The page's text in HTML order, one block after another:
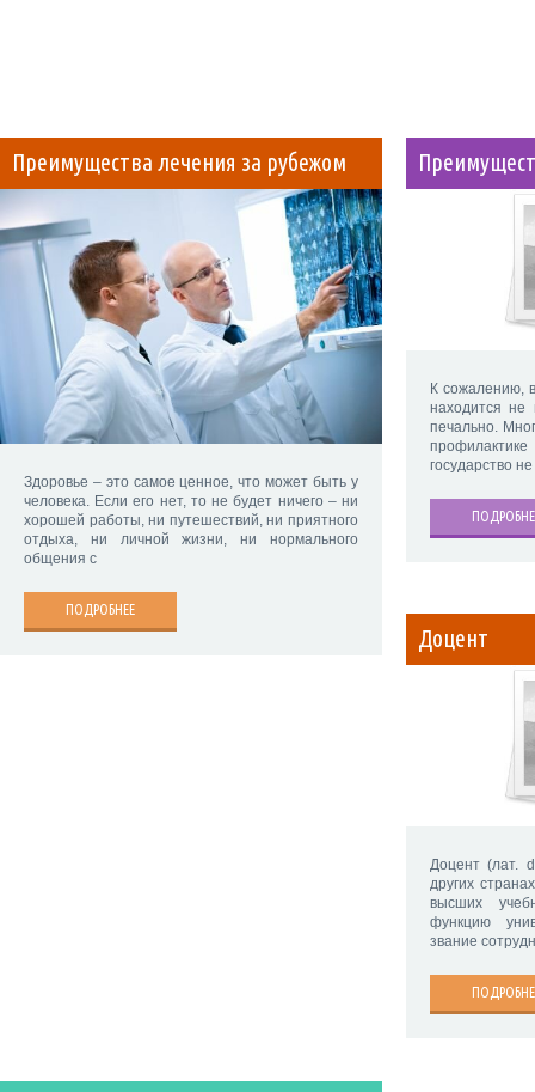
Преимущества лечения за рубежом
Здоровье – это самое ценное, что может быть у
человека. Если его нет, то не будет ничего – ни
хорошей работы, ни путешествий, ни приятного
отдыха, ни личной жизни, ни нормального
общения с
ПОДРОБНЕЕ
К сожалению,
находится не
печально.
государство
Доцент
Доцент (лат.
других
высших
функцию
звание